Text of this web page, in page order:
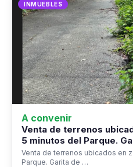
INMUEBLES
A convenir
Venta de terrenos
5 minutos del Parque.
Venta de terrenos ubicados en
Parque. Garita de …